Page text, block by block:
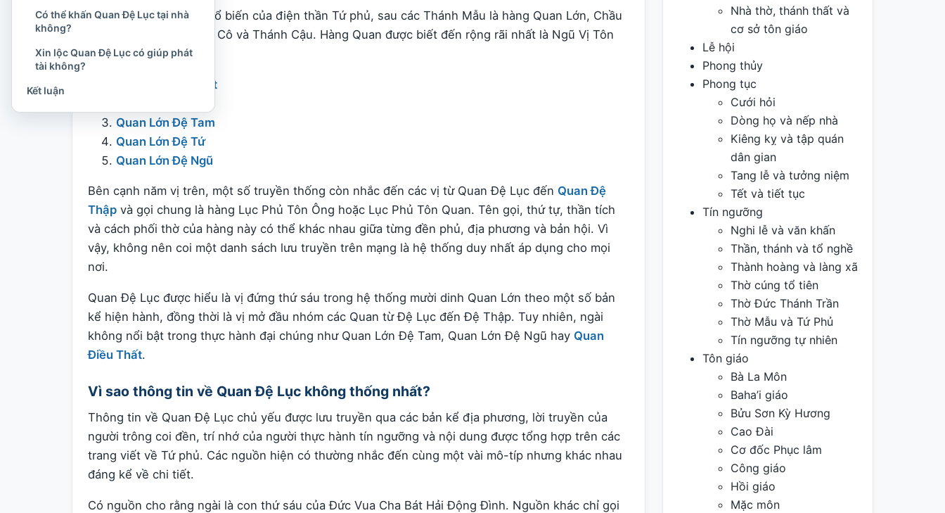
Trong cách sắp xếp phổ biến của điện thần Tứ phủ, sau các Thánh Mẫu là hàng Quan Lớn, Chầu
Bà, Ông Hoàng, Thánh Cô và Thánh Cậu. Hàng Quan được biết đến rộng rãi nhất là Ngũ Vị Tôn
Quan:
Quan Lớn Đệ Nhất
Quan Lớn Đệ Tam
Quan Lớn Đệ Tứ
Quan Lớn Đệ Ngũ
Bên cạnh năm vị trên, một số truyền thống còn nhắc đến các vị từ Quan Đệ Lục đến Quan Đệ
Thập và gọi chung là hàng Lục Phủ Tôn Ông hoặc Lục Phủ Tôn Quan. Tên gọi, thứ tự, thần tích
và cách phối thờ của hàng này có thể khác nhau giữa từng đền phủ, địa phương và bản hội. Vì
vậy, không nên coi một danh sách lưu truyền trên mạng là hệ thống duy nhất áp dụng cho mọi
nơi.
Quan Đệ Lục được hiểu là vị đứng thứ sáu trong hệ thống mười dinh Quan Lớn theo một số bản
kể hiện hành, đồng thời là vị mở đầu nhóm các Quan từ Đệ Lục đến Đệ Thập. Tuy nhiên, ngài
không nổi bật trong thực hành đại chúng như Quan Lớn Đệ Tam, Quan Lớn Đệ Ngũ hay Quan
Điều Thất.
Vì sao thông tin về Quan Đệ Lục không thống nhất?
Thông tin về Quan Đệ Lục chủ yếu được lưu truyền qua các bản kể địa phương, lời truyền của
người trông coi đền, trí nhớ của người thực hành tín ngưỡng và nội dung được tổng hợp trên các
trang viết về Tứ phủ. Các nguồn hiện có thường nhắc đến cùng một vài mô-típ nhưng khác nhau
đáng kể về chi tiết.
Có nguồn cho rằng ngài là con thứ sáu của Đức Vua Cha Bát Hải Động Đình. Nguồn khác chỉ gọi
Nhà thờ, thánh thất và
cơ sở tôn giáo
Lễ hội
Phong thủy
Phong tục
Cưới hỏi
Dòng họ và nếp nhà
Kiêng kỵ và tập quán
dân gian
Tang lễ và tưởng niệm
Tết và tiết tục
Tín ngưỡng
Nghi lễ và văn khấn
Thần, thánh và tổ nghề
Thành hoàng và làng xã
Thờ cúng tổ tiên
Thờ Đức Thánh Trần
Thờ Mẫu và Tứ Phủ
Tín ngưỡng tự nhiên
Tôn giáo
Bà La Môn
Baha’i giáo
Bửu Sơn Kỳ Hương
Cao Đài
Cơ đốc Phục lâm
Công giáo
Hồi giáo
Mặc môn
Có thể khấn Quan Đệ Lục tại nhà
không?
Xin lộc Quan Đệ Lục có giúp phát
tài không?
Kết luận